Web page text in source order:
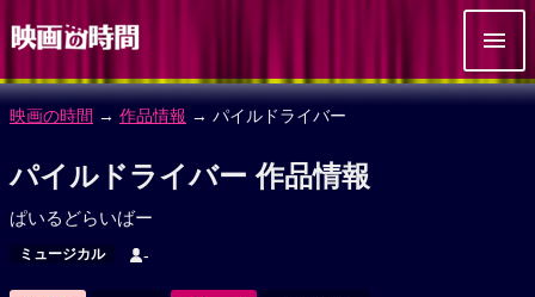
映画の時間 → 作品情報 → パイルドライバー
パイルドライバー 作品情報
ぱいるどらいばー
ミュージカル -